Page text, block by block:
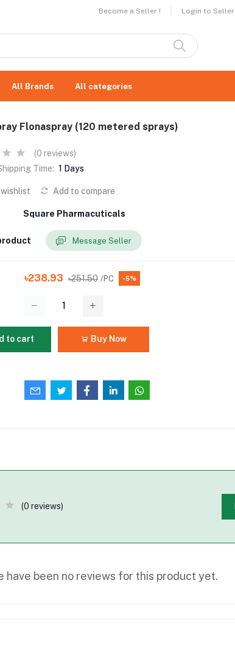
Become a Seller ! Login to Seller
All Brands All categories
Flonaspray (120 metered sprays)
(0 reviews)
Time: 1 Days
Add to compare
Square Pharmacuticals
Message Seller
৳238.93 ৳251.50 /PC -5%
to cart Buy Now
(0 reviews)
have been no reviews for this product yet.